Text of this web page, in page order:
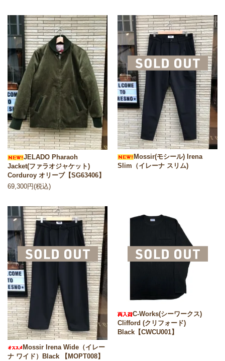
JELADO Pharaoh
Jacket(ファラオジャケット)
Corduroy オリーブ【SG63406】
69,300円(税込)
Mossir(モシール) Irena
Slim（イレーナ スリム)
Mossir Irena Wide（イレー
ナ ワイド）Black 【MOPT008】
C-Works(シーワークス)
Clifford (クリフォード)
Black【CWCU001】